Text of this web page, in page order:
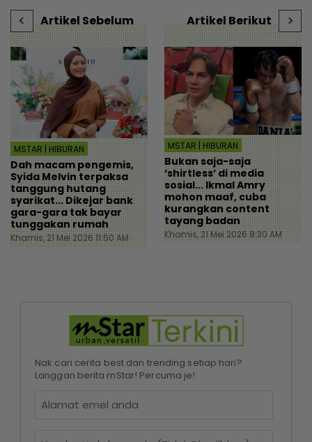
Artikel Sebelum
MSTAR | HIBURAN
Dah macam pengemis,
Syida Melvin terpaksa
tanggung hutang
syarikat... Dikejar bank
gara-gara tak bayar
tunggakan rumah
Khamis, 21 Mei 2026 11:50 AM
Artikel Berikut
MSTAR | HIBURAN
Bukan saja-saja
‘shirtless’ di media
sosial... Ikmal Amry
mohon maaf, cuba
kurangkan content
tayang badan
Khamis, 21 Mei 2026 8:30 AM
Nak cari cerita best dan trending setiap hari?
Langgan berita mStar! Percuma je!